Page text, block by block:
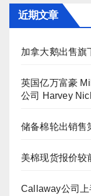
近期文章
加拿大鹅出售旗
英国亿万富豪
公司 Harvey
储备棉轮出销售
美棉现货报价较
Callaway公司